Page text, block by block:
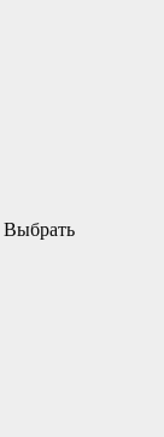
Выбрать